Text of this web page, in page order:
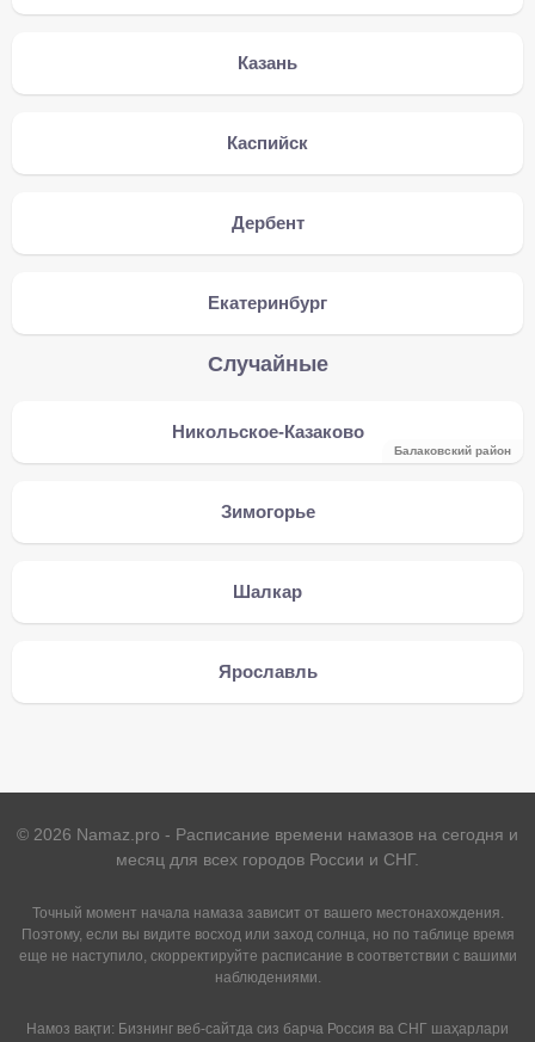
Казань
Каспийск
Дербент
Екатеринбург
Случайные
Никольское-Казаково
Балаковский район
Зимогорье
Шалкар
Ярославль
© 2026 Namaz.pro - Расписание времени намазов на сегодня и
месяц для всех городов России и СНГ.
Точный момент начала намаза зависит от вашего местонахождения.
Поэтому, если вы видите восход или заход солнца, но по таблице время
еще не наступило, скорректируйте расписание в соответствии с вашими
наблюдениями.
Намоз вақти: Бизнинг веб-сайтда сиз барча Россия ва СНГ шаҳарлари